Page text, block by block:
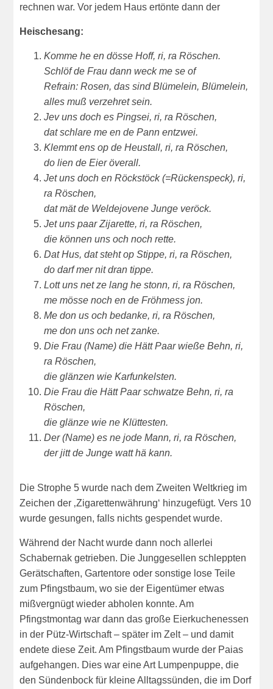
rechnen war. Vor jedem Haus ertönte dann der
Heischesang:
Komme he en dösse Hoff, ri, ra Röschen.
Schlöf de Frau dann weck me se of
Refrain: Rosen, das sind Blümelein, Blümelein,
alles muß verzehret sein.
Jev uns doch es Pingsei, ri, ra Röschen,
dat schlare me en de Pann entzwei.
Klemmt ens op de Heustall, ri, ra Röschen,
do lien de Eier överall.
Jet uns doch en Röckstöck (=Rückenspeck), ri,
ra Röschen,
dat mät de Weldejovene Junge veröck.
Jet uns paar Zijarette, ri, ra Röschen,
die können uns och noch rette.
Dat Hus, dat steht op Stippe, ri, ra Röschen,
do darf mer nit dran tippe.
Lott uns net ze lang he stonn, ri, ra Röschen,
me mösse noch en de Fröhmess jon.
Me don us och bedanke, ri, ra Röschen,
me don uns och net zanke.
Die Frau (Name) die Hätt Paar wieße Behn, ri,
ra Röschen,
die glänzen wie Karfunkelsten.
Die Frau die Hätt Paar schwatze Behn, ri, ra
Röschen,
die glänze wie ne Klüttesten.
Der (Name) es ne jode Mann, ri, ra Röschen,
der jitt de Junge watt hä kann.
Die Strophe 5 wurde nach dem Zweiten Weltkrieg im
Zeichen der ‚Zigarettenwährung‘ hinzugefügt. Vers 10
wurde gesungen, falls nichts gespendet wurde.
Während der Nacht wurde dann noch allerlei
Schabernak getrieben. Die Junggesellen schleppten
Gerätschaften, Gartentore oder sonstige lose Teile
zum Pfingstbaum, wo sie der Eigentümer etwas
mißvergnügt wieder abholen konnte. Am
Pfingstmontag war dann das große Eierkuchenessen
in der Pütz-Wirtschaft – später im Zelt – und damit
endete diese Zeit. Am Pfingstbaum wurde der Paias
aufgehangen. Dies war eine Art Lumpenpuppe, die
den Sündenbock für kleine Alltagssünden, die im Dorf